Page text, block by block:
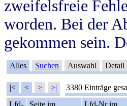
zweifelsfreie
worden. Bei der
gekommen sein.
Alles Suchen Auswahl Detail
|< < > >| 3380 Einträge
Lfd-
Seite im
Lfd-Nr im